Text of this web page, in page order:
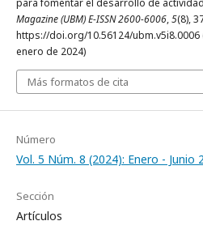
Magazine (UBM) E-ISSN 2600-6006,5(8),
https://doi.org/10.56124/
enero de 2024)
Más formatos de cita
Número
Vol. 5 Núm. 8 (2024): Enero - Junio
Sección
Artículos